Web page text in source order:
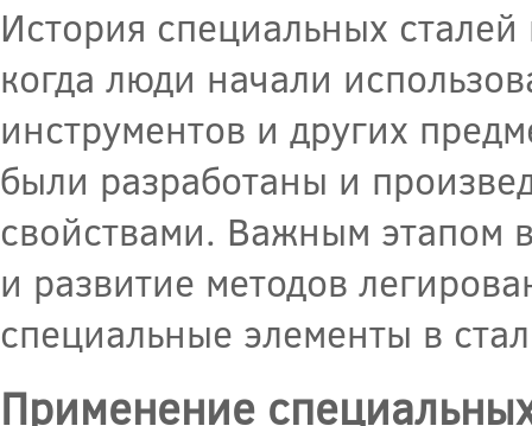
История специальных
когда люди начали
инструментов и других
были разработаны и
свойствами. Важным этапом
и развитие методов
специальные элементы в
Применение